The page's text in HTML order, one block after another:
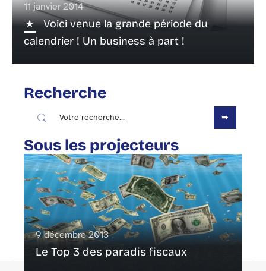
11 janvier 2014
Voici venue la grande période du
calendrier ! Un business à part !
Recherche
Sous les projecteurs
9 décembre 2013
Le Top 3 des paradis fiscaux